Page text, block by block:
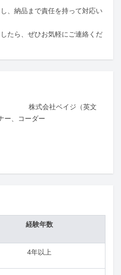
、納品まで責任を持って対応い
たら、ぜひお気軽にご連絡くだ
株式会社ベイジ（英文
ー、コーダー
経験年数
4年以上